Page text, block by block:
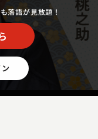
落語が見放題！